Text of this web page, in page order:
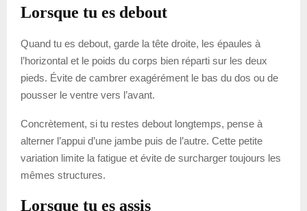
Lorsque tu es debout
Quand tu es debout, garde la tête droite, les épaules à
l’horizontal et le poids du corps bien réparti sur les deux
pieds. Évite de cambrer exagérément le bas du dos ou de
pousser le ventre vers l’avant.
Concrètement, si tu restes debout longtemps, pense à
alterner l’appui d’une jambe puis de l’autre. Cette petite
variation limite la fatigue et évite de surcharger toujours les
mêmes structures.
Lorsque tu es assis